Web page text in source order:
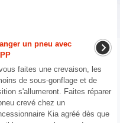
un pneu avec
faites une crevaison, les
de sous-gonflage et de
s'allumeront. Faites réparer
crevé chez un
Kia agréé dès que